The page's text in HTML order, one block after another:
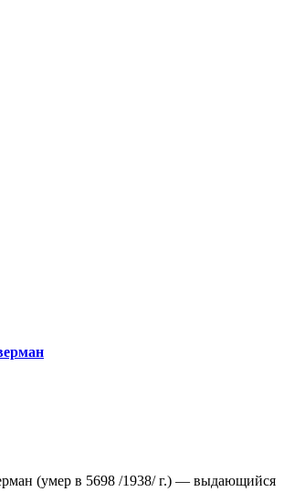
(умер в 5698 /1938/ г.) — выдающийся